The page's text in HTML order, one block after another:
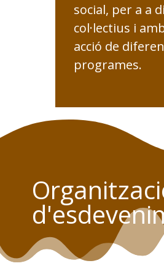
social, per a a
col·lectius i
acció de
programes.